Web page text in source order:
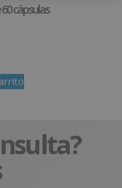
cápsulas